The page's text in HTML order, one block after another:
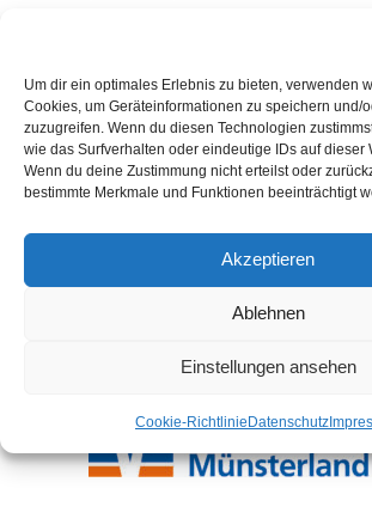
Um dir ein optimales Erlebnis zu bieten, verwenden
Cookies, um Geräteinformationen zu speichern und/
zuzugreifen. Wenn du diesen Technologien
wie das Surfverhalten oder eindeutige IDs auf dieser
Wenn du deine Zustimmung nicht erteilst oder
bestimmte Merkmale und Funktionen beeinträchtigt
Akzeptieren
Ablehnen
Einstellungen ansehen
Cookie-RichtlinieDatenschutz
Schreibe einen Kommentar
Du musstangemeldetsein, um einen